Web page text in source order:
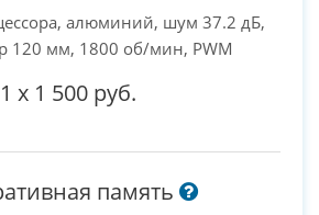
алюминий, шум 37.2 дБ,
120 мм, 1800 об/мин, PWM
1 x 1 500 руб.
память